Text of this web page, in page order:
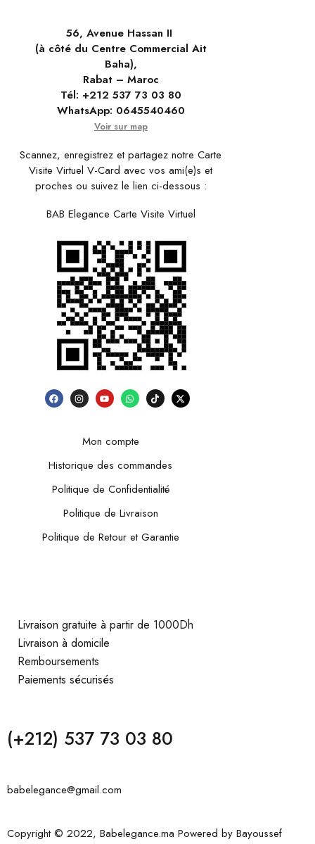
56, Avenue Hassan II
(à côté du Centre Commercial Ait
Baha),
Rabat – Maroc
Tél: +212 537 73 03 80
WhatsApp: 0645540460
Voir sur map
Scannez, enregistrez et partagez notre Carte
Visite Virtuel V-Card avec vos ami(e)s et
proches ou suivez le lien ci-dessous :
BAB Elegance Carte Visite Virtuel
Mon compte
Historique des commandes
Politique de Confidentialité
Politique de Livraison
Politique de Retour et Garantie
Livraison gratuite à partir de 1000Dh
Livraison à domicile
Remboursements
Paiements sécurisés
(+212) 537 73 03 80
babelegance@gmail.com
Copyright © 2022, Babelegance.ma Powered by Bayoussef